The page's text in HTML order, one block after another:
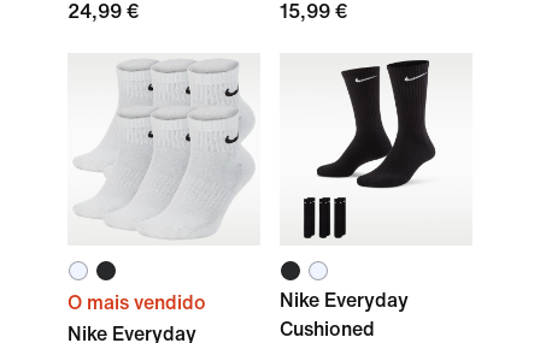
24,99 €
15,99 €
O mais vendido
Nike Everyday
Nike Everyday
Cushioned